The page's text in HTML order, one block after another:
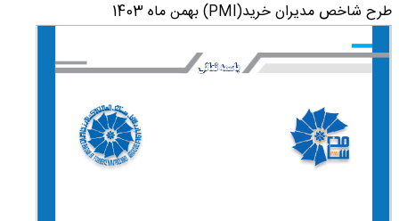
طرح شاخص مدیران خرید(PMI) بهمن ماه 1403